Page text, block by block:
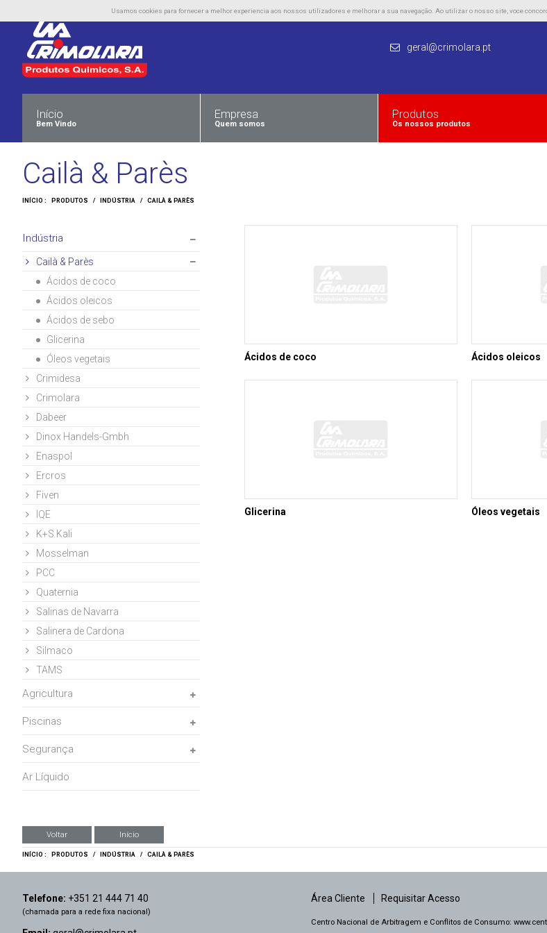
Usamos cookies para fornecer a melhor experiencia aos nossos utilizadores e melhorar a sua navegação. Ao utilizar o nosso site, voce
geral@crimolara.pt
Início
Bem Vindo
Empresa
Quem somos
Produtos
Os nossos produtos
Cailà & Parès
INÍCIO : PRODUTOS / INDÚSTRIA / CAILÀ & PARÈS
Ácidos de coco Ácidos oleicos
Glicerina Óleos vegetais
Indústria
Cailà & Parès
Ácidos de coco
Ácidos oleicos
Ácidos de sebo
Glicerina
Óleos vegetais
Crimidesa
Crimolara
Dabeer
Dinox Handels-Gmbh
Enaspol
Ercros
Fiven
IQE
K+S Kali
Mosselman
PCC
Quaternia
Salinas de Navarra
Salinera de Cardona
Silmaco
TAMS
Agricultura
Piscinas
Segurança
Ar Líquido
Voltar Início
INÍCIO : PRODUTOS / INDÚSTRIA / CAILÀ & PARÈS
Telefone: +351 21 444 71 40
(chamada para a rede fixa nacional)
Área Cliente Requisitar Acesso
Centro Nacional de Arbitragem e Conflitos de Consumo: